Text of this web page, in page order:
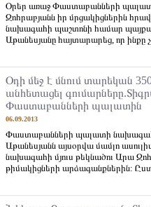
Օրեր առաջ Փաստաբանների
Զոհրաբյանն իր մրցակիցներին
նախագահի պաշտոնի համար
Աթանեսյանը հայտարարեց, որ ինքը
Օդի մեջ է մնում տարեկան
անհետացել
Փաստաբանների պալատին
06.09.2013
Փաստաբանների պալատի
Աթանեսյանն այսօրվա մամլո
նախագահի մյուս թեկնածու Արա
թիմակիցների արձագանքներին: